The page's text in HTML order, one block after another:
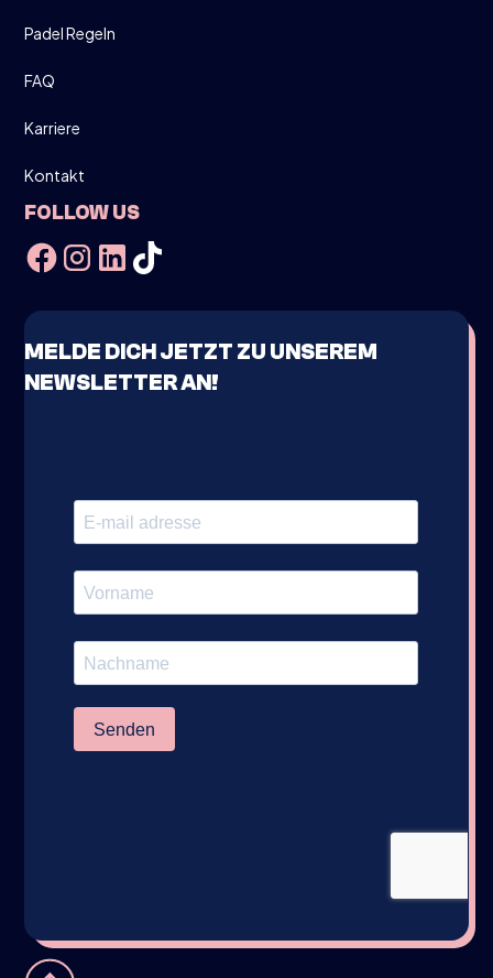
Padel Regeln
FAQ
Karriere
Kontakt
FOLLOW US
MELDE DICH JETZT ZU UNSEREM
NEWSLETTER AN!